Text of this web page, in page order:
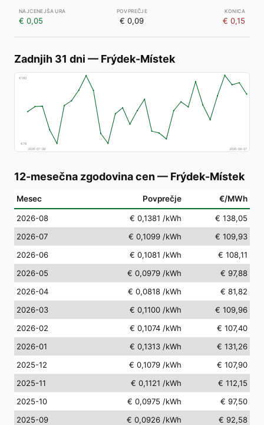
€ 0,05 € 0,09 € 0,15
Zadnjih 31 dni — Frýdek-Místek
€160
€78
2026-07-08
2026-08-07
12-mesečna zgodovina cen — Frýdek-Místek
Mesec Povprečje €/MWh
2026-08 € 0,1381 /kWh
€ 138,05
2026-07
€ 0,1099 /kWh
€ 109,93
2026-06
€ 0,1081 /kWh
€ 108,11
2026-05
€ 0,0979 /kWh
€ 97,88
2026-04
€ 0,0818 /kWh
€ 81,82
2026-03
€ 0,1100 /kWh
€ 109,96
2026-02
€ 0,1074 /kWh
€ 107,40
2026-01
€ 0,1313 /kWh
€ 131,26
2025-12
€ 0,1079 /kWh
€ 107,90
2025-11
€ 0,1121 /kWh
€ 112,15
2025-10
€ 0,0975 /kWh
€ 97,50
2025-09
€ 0,0926 /kWh € 92,58